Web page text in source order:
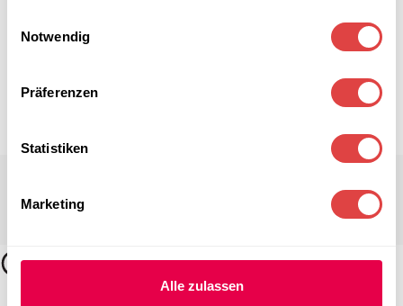
Notwendig
Präferenzen
Statistiken
Marketing
Alle zulassen